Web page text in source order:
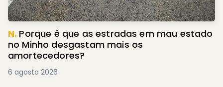
N. Porque é que as estradas em mau estado
no Minho desgastam mais os
amortecedores?
6 agosto 2026